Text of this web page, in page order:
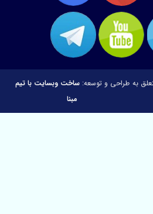
طراحی و توسعه: ساخت وبسایت با تیم